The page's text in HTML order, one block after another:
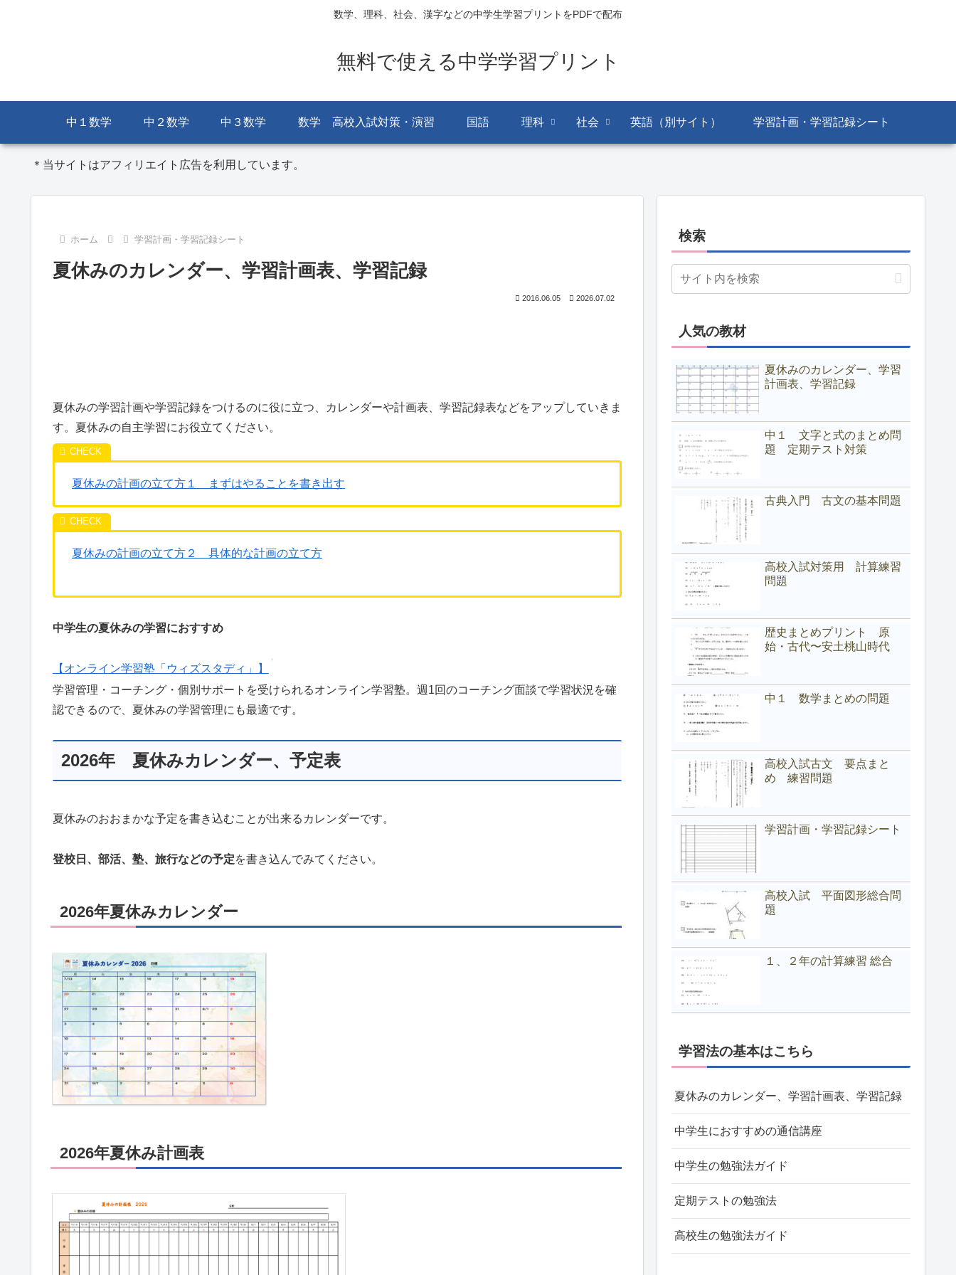
数学、理科、社会、漢字などの中学生学習プリントをPDFで配布
無料で使える中学学習プリント
中１数学 中２数学 中３数学 数学 高校入試対策・演習 国語 理科 社会 英語（別サイト） 学習計画・学習記録シート
＊当サイトはアフィリエイト広告を利用しています。
ホーム 学習計画・学習記録シート
夏休みのカレンダー、学習計画表、学習記録
2016.06.05 2026.07.02
夏休みの学習計画や学習記録をつけるのに役に立つ、カレンダーや計画表、学習記録表などをアップしていきま
す。夏休みの自主学習にお役立てください。
夏休みの計画の立て方１ まずはやることを書き出す
夏休みの計画の立て方２ 具体的な計画の立て方
中学生の夏休みの学習におすすめ
【オンライン学習塾「ウィズスタディ」】
学習管理・コーチング・個別サポートを受けられるオンライン学習塾。週1回のコーチング面談で学習状況を確
認できるので、夏休みの学習管理にも最適です。
2026年 夏休みカレンダー、予定表
夏休みのおおまかな予定を書き込むことが出来るカレンダーです。
登校日、部活、塾、旅行などの予定を書き込んでみてください。
2026年夏休みカレンダー
2026年夏休み計画表
検索
人気の教材
夏休みのカレンダー、学習
計画表、学習記録
中１ 文字と式のまとめ問
題 定期テスト対策
古典入門 古文の基本問題
高校入試対策用 計算練習
問題
歴史まとめプリント 原
始・古代〜安土桃山時代
中１ 数学まとめの問題
高校入試古文 要点まと
め 練習問題
学習計画・学習記録シート
高校入試 平面図形総合問
題
１、２年の計算練習 総合
学習法の基本はこちら
夏休みのカレンダー、学習計画表、学習記録
中学生におすすめの通信講座
中学生の勉強法ガイド
定期テストの勉強法
高校生の勉強法ガイド